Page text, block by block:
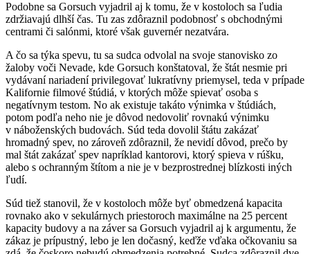
Podobne sa Gorsuch vyjadril aj k tomu, že v kostoloch sa ľudia
zdržiavajú dlhší čas. Tu zas zdôraznil podobnosť s obchodnými
centrami či salónmi, ktoré však guvernér nezatvára.
A čo sa týka spevu, tu sa sudca odvolal na svoje stanovisko zo
žaloby voči Nevade, kde Gorsuch konštatoval, že štát nesmie pri
vydávaní nariadení privilegovať lukratívny priemysel, teda v prípade
Kalifornie filmové štúdiá, v ktorých môže spievať osoba s
negatívnym testom. No ak existuje takáto výnimka v štúdiách,
potom podľa neho nie je dôvod nedovoliť rovnakú výnimku
v náboženských budovách. Súd teda dovolil štátu zakázať
hromadný spev, no zároveň zdôraznil, že nevidí dôvod, prečo by
mal štát zakázať spev napríklad kantorovi, ktorý spieva v rúšku,
alebo s ochranným štítom a nie je v bezprostrednej blízkosti iných
ľudí.
Súd tiež stanovil, že v kostoloch môže byť obmedzená kapacita
rovnako ako v sekulárnych priestoroch maximálne na 25 percent
kapacity budovy a na záver sa Gorsuch vyjadril aj k argumentu, že
zákaz je prípustný, lebo je len dočasný, keďže vďaka očkovaniu sa